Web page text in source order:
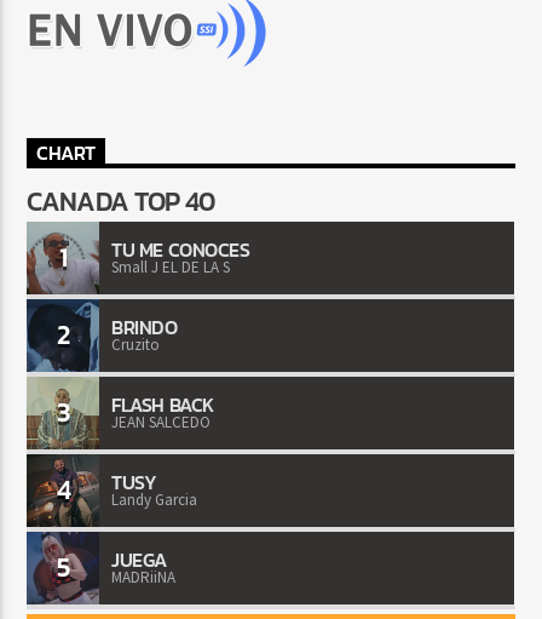
CHART
CANADA TOP 40
1 TU ME CONOCES
Small J EL DE LA S
2 BRINDO
Cruzito
3 FLASH BACK
JEAN SALCEDO
4 TUSY
Landy Garcia
5 JUEGA
MADRiiNA